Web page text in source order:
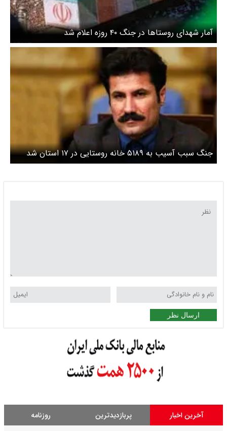
آمار شهدای روستاها در جنگ ۴۰ روزه اعلام شد
جنگ سبب آسیب به ۵۱۸۹ خانه روستایی در ۱۷ استان شد
ارسال نظر
آخرین اخبار پربازدیدترین روزنامه